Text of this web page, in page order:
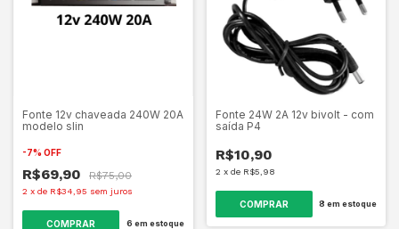
Fonte 12v chaveada 240W 20A
modelo slin
-7% OFF
R$69,90 R$75,00
2 x de R$34,95 sem juros
6 em estoque
Fonte 24W 2A 12v bivolt - com
saída P4
R$10,90
2 x de R$5,98
8 em estoque